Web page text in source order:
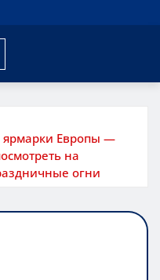
ярмарки Европы —
на
огни